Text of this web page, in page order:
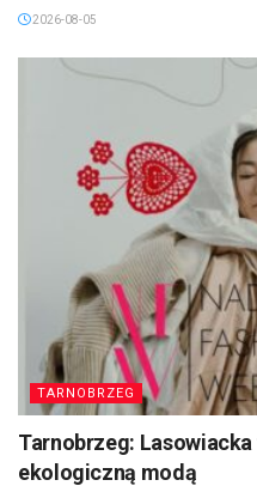
2026-08-05
TARNOBRZEG
Tarnobrzeg:
ekologiczną modą